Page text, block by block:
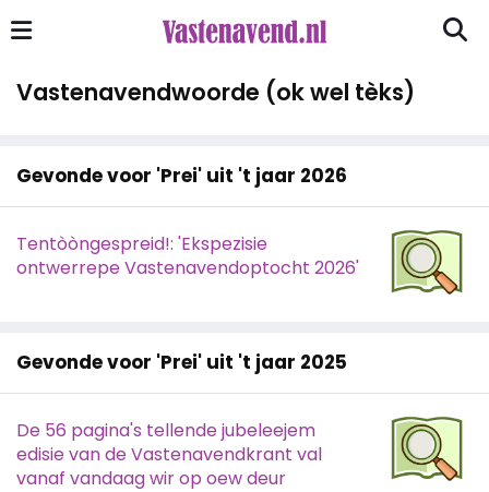
Vastenavendwoorde (ok wel tèks)
Gevonde voor 'Prei' uit 't jaar 2026
Tentòòngespreid!: 'Ekspezisie
ontwerrepe Vastenavendoptocht 2026'
Gevonde voor 'Prei' uit 't jaar 2025
De 56 pagina's tellende jubeleejem
edisie van de Vastenavendkrant val
vanaf vandaag wir op oew deur